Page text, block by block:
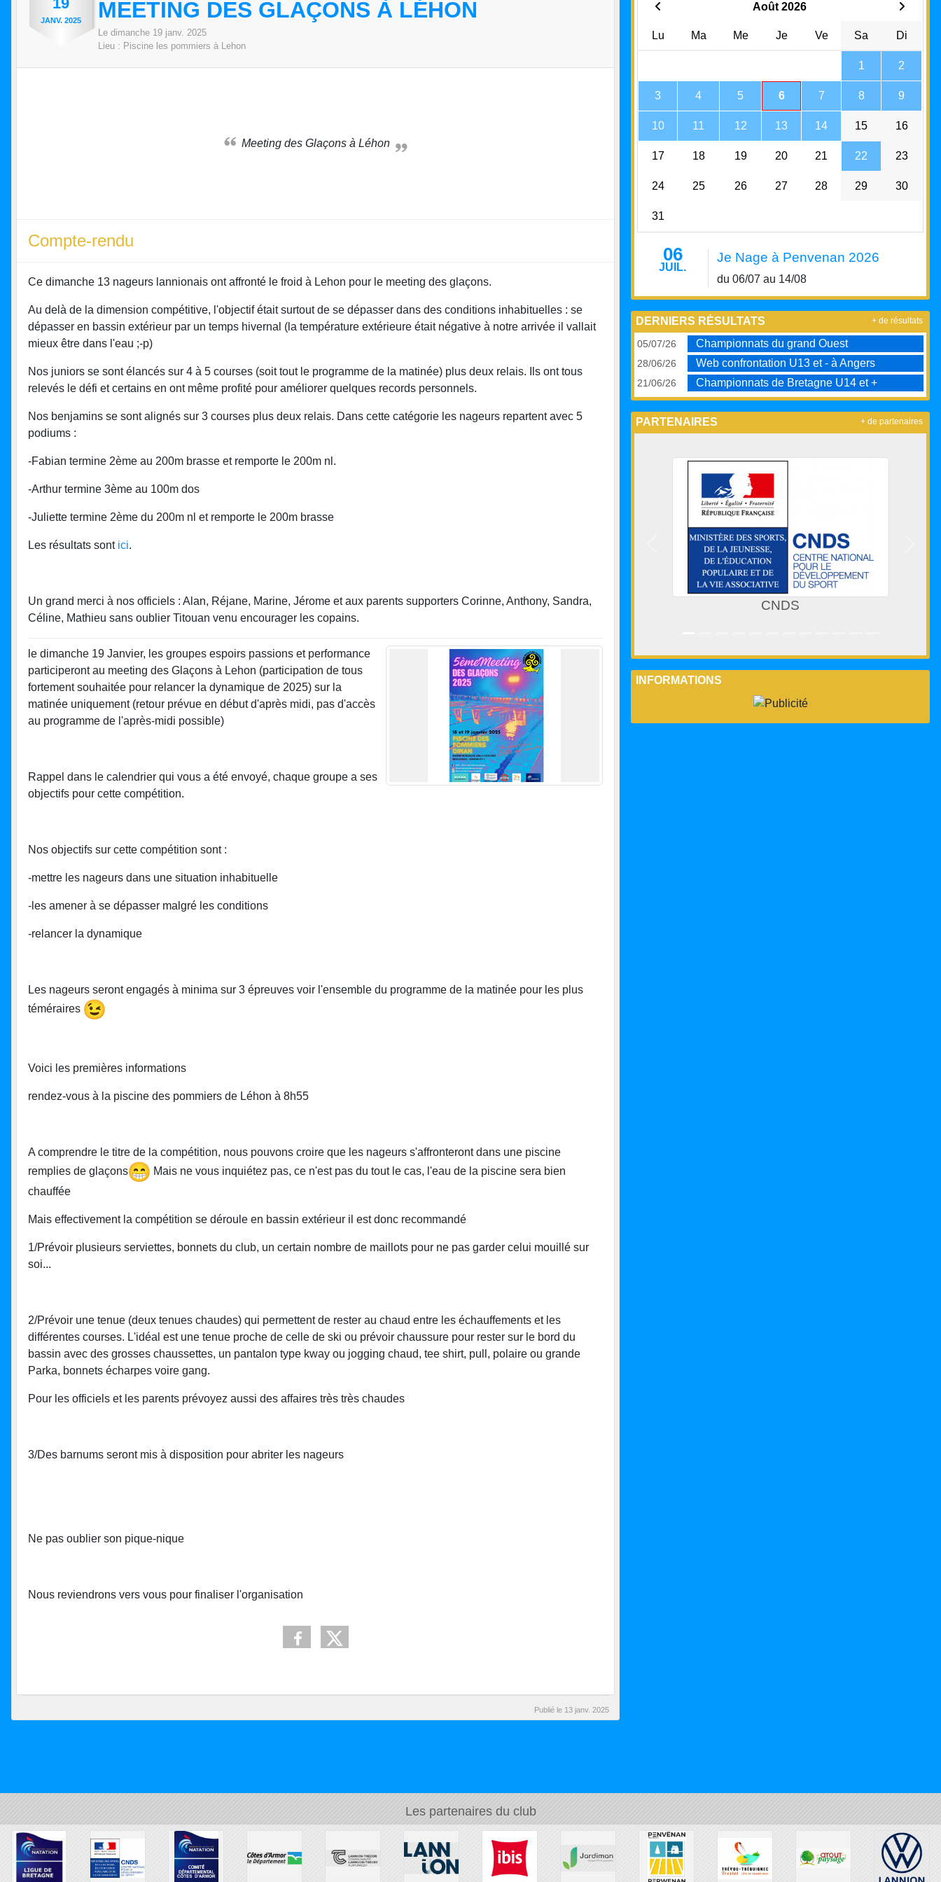
JANV. 2025 MEETING DES GLAÇONS À LÉHON
Le dimanche 19 janv. 2025
Lieu : Piscine les pommiers à Lehon
Meeting des Glaçons à Léhon
Compte-rendu
Ce dimanche 13 nageurs lannionais ont affronté le froid à Lehon pour le meeting des glaçons.
Au delà de la dimension compétitive, l'objectif était surtout de se dépasser dans des conditions inhabituelles : se
dépasser en bassin extérieur par un temps hivernal (la température extérieure était négative à notre arrivée il vallait
mieux être dans l'eau ;-p)
Nos juniors se sont élancés sur 4 à 5 courses (soit tout le programme de la matinée) plus deux relais. Ils ont tous
relevés le défi et certains en ont même profité pour améliorer quelques records personnels.
Nos benjamins se sont alignés sur 3 courses plus deux relais. Dans cette catégorie les nageurs repartent avec 5
podiums :
-Fabian termine 2ème au 200m brasse et remporte le 200m nl.
-Arthur termine 3ème au 100m dos
-Juliette termine 2ème du 200m nl et remporte le 200m brasse
Les résultats sont ici.
Un grand merci à nos officiels : Alan, Réjane, Marine, Jérome et aux parents supporters Corinne, Anthony, Sandra,
Céline, Mathieu sans oublier Titouan venu encourager les copains.
le dimanche 19 Janvier, les groupes espoirs passions et performance
participeront au meeting des Glaçons à Lehon (participation de tous
fortement souhaitée pour relancer la dynamique de 2025) sur la
matinée uniquement (retour prévue en début d'après midi, pas d'accès
au programme de l'après-midi possible)
Rappel dans le calendrier qui vous a été envoyé, chaque groupe a ses
objectifs pour cette compétition.
Nos objectifs sur cette compétition sont :
-mettre les nageurs dans une situation inhabituelle
-les amener à se dépasser malgré les conditions
-relancer la dynamique
Les nageurs seront engagés à minima sur 3 épreuves voir l'ensemble du programme de la matinée pour les plus
téméraires
Voici les premières informations
rendez-vous à la piscine des pommiers de Léhon à 8h55
A comprendre le titre de la compétition, nous pouvons croire que les nageurs s'affronteront dans une piscine
remplies de glaçons
Mais ne vous inquiétez pas, ce n'est pas du tout le cas, l'eau de la piscine sera bien
chauffée
Mais effectivement la compétition se déroule en bassin extérieur il est donc recommandé
1/Prévoir plusieurs serviettes, bonnets du club, un certain nombre de maillots pour ne pas garder celui mouillé sur
soi...
2/Prévoir une tenue (deux tenues chaudes) qui permettent de rester au chaud entre les échauffements et les
différentes courses. L'idéal est une tenue proche de celle de ski ou prévoir chaussure pour rester sur le bord du
bassin avec des grosses chaussettes, un pantalon type kway ou jogging chaud, tee shirt, pull, polaire ou grande
Parka, bonnets écharpes voire gang.
Pour les officiels et les parents prévoyez aussi des affaires très très chaudes
3/Des barnums seront mis à disposition pour abriter les nageurs
Ne pas oublier son pique-nique
Nous reviendrons vers vous pour finaliser l'organisation
Publié le 13 janv. 2025
Août 2026
Lu Ma Me Je Ve Sa Di
1 2
3 4 5 6 7 8 9
10 11 12 13 14 15 16
17 18 19 20 21 22 23
24 25 26 27 28 29 30
31
06
JUIL.
Je Nage à Penvenan 2026
du 06/07 au 14/08
DERNIERS RÉSULTATS
05/07/26 Championnats du grand Ouest
28/06/26 Web confrontation U13 et - à Angers
21/06/26 Championnats de Bretagne U14 et +
+ de résultats
PARTENAIRES
CNDS Comité Départemental des
+ de partenaires
INFORMATIONS
Les partenaires du club